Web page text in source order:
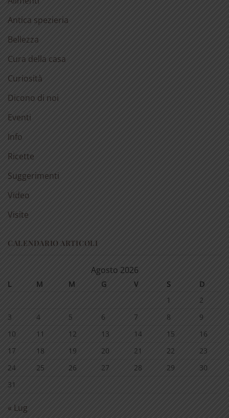
Antica spezieria
Bellezza
Cura della casa
Curiosità
Dicono di noi
Eventi
Info
Ricette
Suggerimenti
Video
Visite
CALENDARIO ARTICOLI
Agosto 2026
L M M G V S
D
1
2
3
4 5 6 7 8
9
10
11 12 13 14 15
16
17
18 19 20 21 22
23
24
25 26 27 28 29
30
31
« Lug